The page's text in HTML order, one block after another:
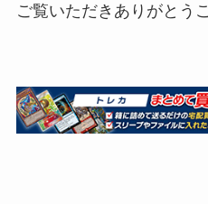
ご覧いただきありがとう